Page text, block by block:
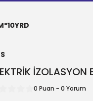
0 Puan - 0 Yorum